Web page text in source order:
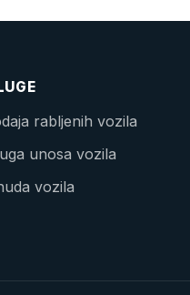
rabljenih vozila
unosa vozila
vozila